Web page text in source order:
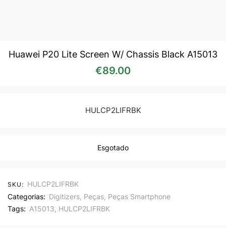
Huawei P20 Lite Screen W/ Chassis Black A15013
€89.00
HULCP2LIFRBK
Esgotado
SKU: HULCP2LIFRBK
Categorias: Digitizers, Peças, Peças Smartphone
Tags: A15013, HULCP2LIFRBK